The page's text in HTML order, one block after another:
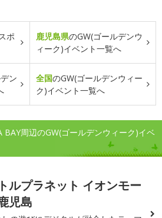
ポ
鹿児島県のGW(ゴールデンウ
ィーク)イベント一覧へ
ン
全国のGW(ゴールデンウィー
ク)イベント一覧へ
BAY周辺のGW(ゴールデンウィーク)イベ
ルプラネット イオンモー
児島